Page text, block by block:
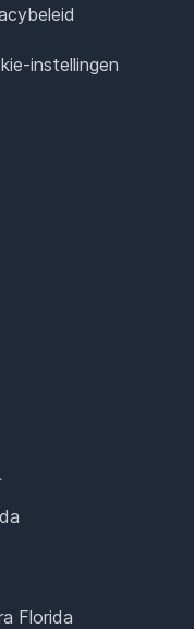
instellingen
Florida